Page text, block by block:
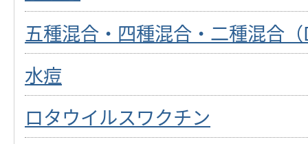
五種混合・四種混合・二種混合（
水痘
ロタウイルスワクチン